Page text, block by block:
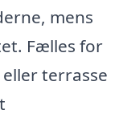
mens
Fælles for
terrasse